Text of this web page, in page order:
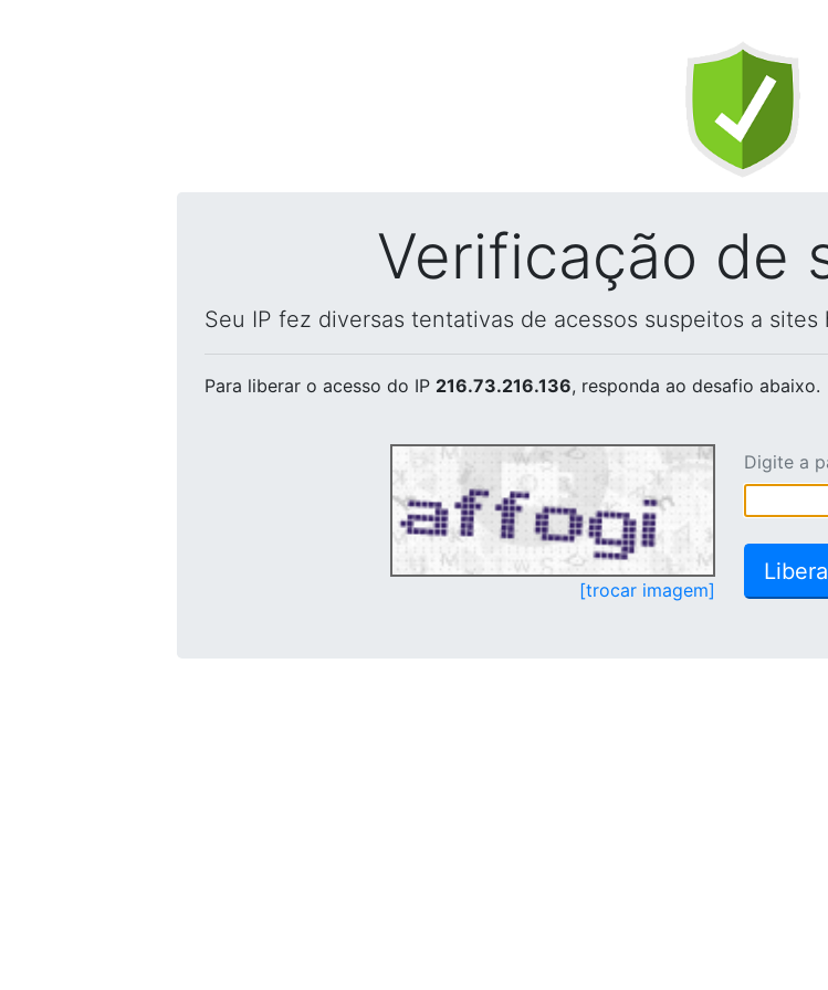
Verificação de
Seu IP fez diversas tentativas de acessos suspeitos a sites
Para liberar o acesso do IP 216.73.216.136, responda ao desafio abaixo.
[trocar imagem]
Digite a